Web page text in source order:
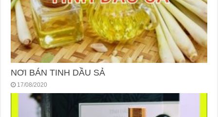
NƠI BÁN TINH DẦU SẢ
17/08/2020